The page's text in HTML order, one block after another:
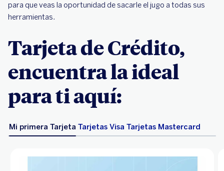
para que veas la oportunidad de sacarle el jugo a todas sus
herramientas.
Tarjeta de Crédito,
encuentra la ideal
para ti aquí:
Mi primera Tarjeta Tarjetas Visa Tarjetas Mastercard